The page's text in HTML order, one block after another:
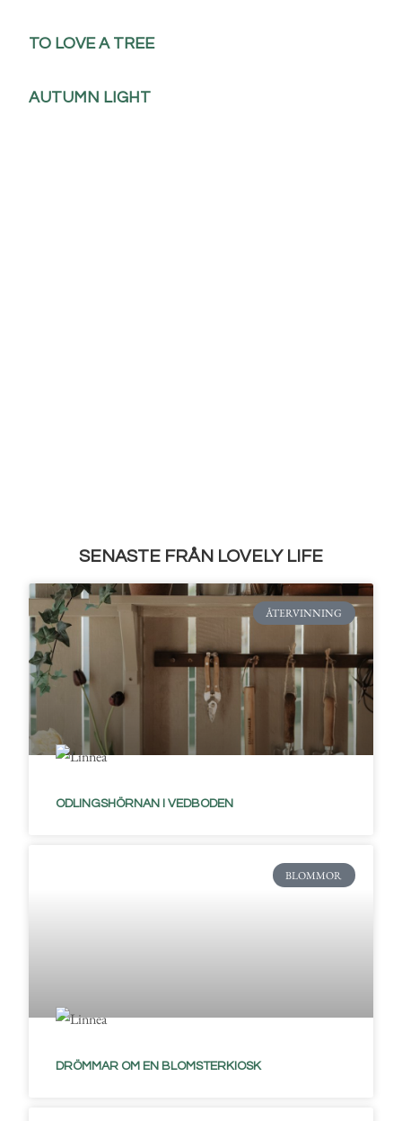
TO LOVE A TREE
AUTUMN LIGHT
SENASTE FRÅN LOVELY LIFE
ÅTERVINNING
ODLINGSHÖRNAN I VEDBODEN
BLOMMOR
DRÖMMAR OM EN BLOMSTERKIOSK